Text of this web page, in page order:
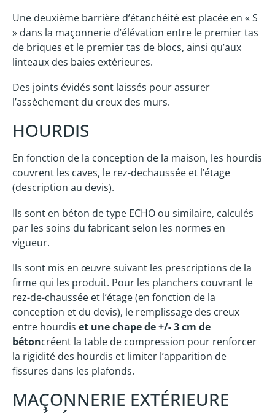
Une deuxième barrière d’étanchéité est placée en « S
» dans la maçonnerie d’élévation entre le premier tas
de briques et le premier tas de blocs, ainsi qu’aux
linteaux des baies extérieures.
Des joints évidés sont laissés pour assurer
l’assèchement du creux des murs.
HOURDIS
En fonction de la conception de la maison, les hourdis
couvrent les caves, le rez-dechaussée et l’étage
(description au devis).
Ils sont en béton de type ECHO ou similaire, calculés
par les soins du fabricant selon les normes en
vigueur.
Ils sont mis en œuvre suivant les prescriptions de la
firme qui les produit. Pour les planchers couvrant le
rez-de-chaussée et l’étage (en fonction de la
conception et du devis), le remplissage des creux
entre hourdis et une chape de +/- 3 cm de
bétoncréent la table de compression pour renforcer
la rigidité des hourdis et limiter l’apparition de
fissures dans les plafonds.
MAÇONNERIE EXTÉRIEURE